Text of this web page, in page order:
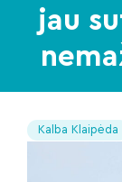
jau
Kalba Klaipėda